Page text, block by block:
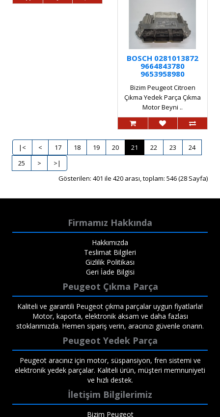
BOSCH 0281013872
9664843780
9653958980
Bizim Peugeot Citroen
Çıkma Yedek Parça Çıkma
Motor Beyni ..
|< < 17 18 19 20 21 22 23
24
25
>
>|
Gösterilen: 401 ile 420 arası, toplam: 546 (28 Sayfa)
Firmamız Hakkında
Hakkımızda
Teslimat Bilgileri
Gizlilik Politikası
Geri İade Bilgisi
Peugeot Çıkma Parça
Kaliteli ve garantili Peugeot çıkma parçalar uygun fiyatlarla!
Motor, kaporta, elektronik aksam ve daha fazlası
stoklarımızda. Hemen sipariş verin, aracınızı güvenle onarın.
Peugeot Yedek Parça
Peugeot aracınız için motor, süspansiyon, fren sistemi ve
elektronik yedek parçalar. Kaliteli ürün, müşteri memnuniyeti
ve hızlı destek.
İletişim Bilgilerimiz
Bizim Peugeot